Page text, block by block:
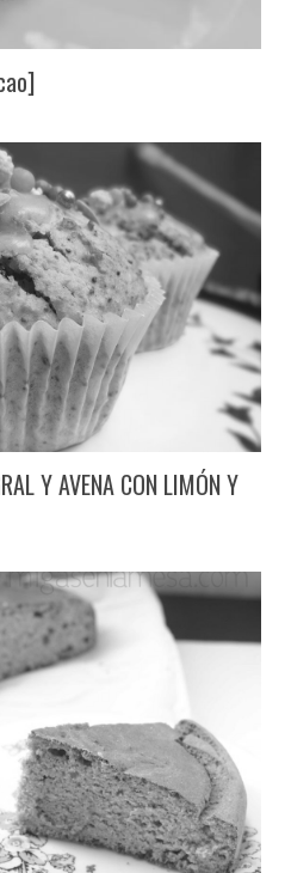
Y AVENA CON LIMÓN Y